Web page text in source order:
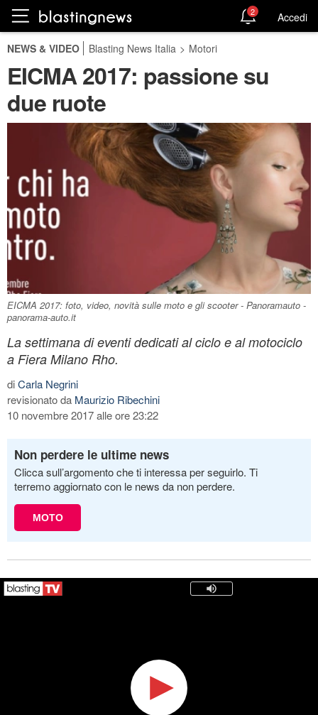
2 Accedi
NEWS & VIDEO Blasting News Italia > Motori
EICMA 2017: passione su
due ruote
EICMA 2017: foto, video, novità sulle moto e gli scooter - Panoramauto -
panorama-auto.it
La settimana di eventi dedicati al ciclo e al motociclo
a Fiera Milano Rho.
diCarla Negrini
revisionato da Maurizio Ribechini
10 novembre 2017 alle ore 23:22
Non perdere le ultime news
Clicca sull’argomento che ti interessa per seguirlo. Ti
terremo aggiornato con le news da non perdere.
MOTO